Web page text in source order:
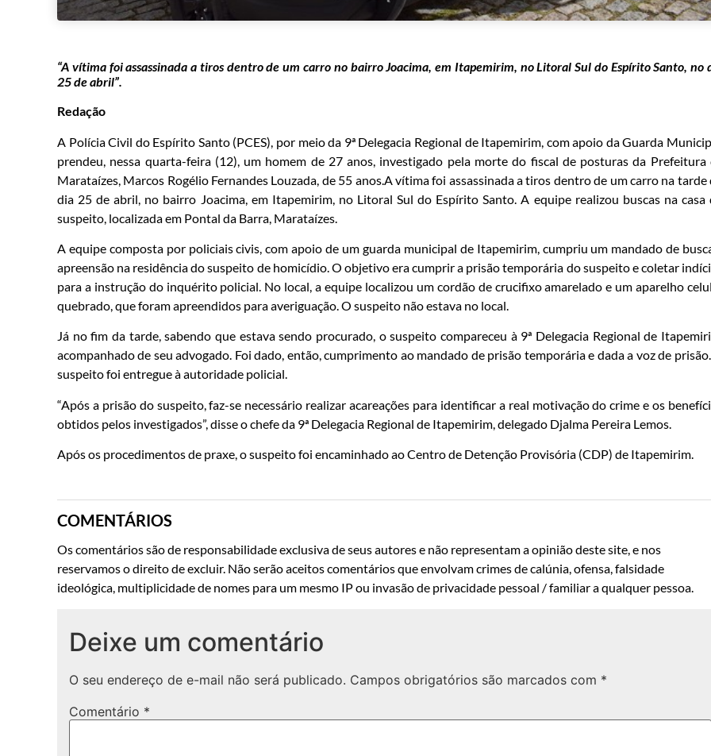
“A vítima foi assassinada a tiros dentro de um carro no bairro Joacima, em Itapemirim, no Litoral Sul do Espírito Santo, no
25 de abril”.
Redação
A Polícia Civil do Espírito Santo (PCES), por meio da 9ª Delegacia Regional de Itapemirim, com apoio da Guarda
prendeu, nessa quarta-feira (12), um homem de 27 anos, investigado pela morte do fiscal de posturas da Prefeitura
Marataízes, Marcos Rogélio Fernandes Louzada, de 55 anos.A vítima foi assassinada a tiros dentro de um carro na tarde
dia 25 de abril, no bairro Joacima, em Itapemirim, no Litoral Sul do Espírito Santo. A equipe realizou buscas na casa
suspeito, localizada em Pontal da Barra, Marataízes.
A equipe composta por policiais civis, com apoio de um guarda municipal de Itapemirim, cumpriu um mandado de
apreensão na residência do suspeito de homicídio. O objetivo era cumprir a prisão temporária do suspeito e coletar
para a instrução do inquérito policial. No local, a equipe localizou um cordão de crucifixo amarelado e um aparelho
quebrado, que foram apreendidos para averiguação. O suspeito não estava no local.
Já no fim da tarde, sabendo que estava sendo procurado, o suspeito compareceu à 9ª Delegacia Regional de
acompanhado de seu advogado. Foi dado, então, cumprimento ao mandado de prisão temporária e dada a voz de
suspeito foi entregue à autoridade policial.
“Após a prisão do suspeito, faz-se necessário realizar acareações para identificar a real motivação do crime e os
obtidos pelos investigados”, disse o chefe da 9ª Delegacia Regional de Itapemirim, delegado Djalma Pereira Lemos.
Após os procedimentos de praxe, o suspeito foi encaminhado ao Centro de Detenção Provisória (CDP) de Itapemirim.
COMENTÁRIOS
Os comentários são de responsabilidade exclusiva de seus autores e não representam a opinião deste site, e nos
reservamos o direito de excluir. Não serão aceitos comentários que envolvam crimes de calúnia, ofensa, falsidade
ideológica, multiplicidade de nomes para um mesmo IP ou invasão de privacidade pessoal / familiar a qualquer pessoa.
Deixe um comentário
O seu endereço de e-mail não será publicado. Campos obrigatórios são marcados com *
Comentário *